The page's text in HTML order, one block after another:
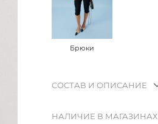
Брюки
СОСТАВ И ОПИСАНИЕ
НАЛИЧИЕ В МАГАЗИНАХ